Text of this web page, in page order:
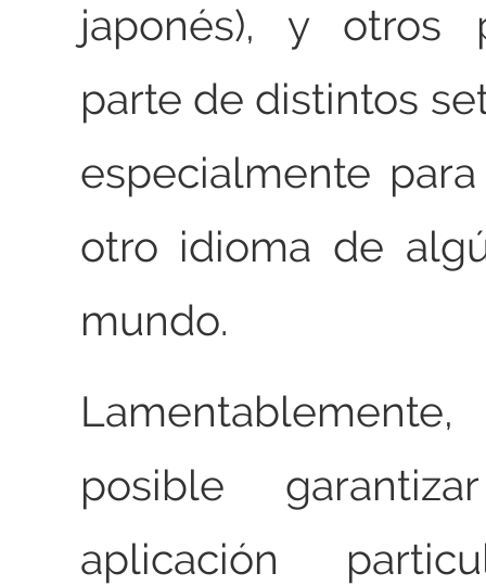
japonés), y otros
parte de distintos
especialmente
otro idioma de
mundo.
posible
aplicación